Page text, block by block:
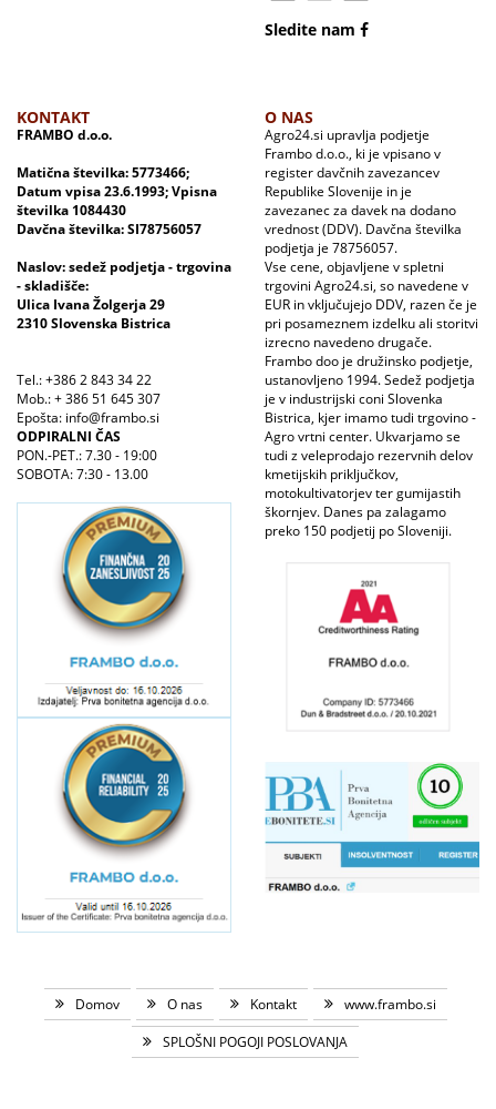
Sledite nam
KONTAKT
FRAMBO d.o.o.
Matična številka: 5773466;
Datum vpisa 23.6.1993; Vpisna
številka 1084430
Davčna številka: SI78756057
Naslov: sedež podjetja - trgovina
- skladišče:
Ulica Ivana Žolgerja 29
2310 Slovenska Bistrica
Tel.: +386 2 843 34 22
Mob.: + 386 51 645 307
Epošta: info@frambo.si
ODPIRALNI ČAS
PON.-PET.: 7.30 - 19:00
SOBOTA: 7:30 - 13.00
O NAS
Agro24.si upravlja podjetje
Frambo d.o.o., ki je vpisano v
register davčnih zavezancev
Republike Slovenije in je
zavezanec za davek na dodano
vrednost (DDV). Davčna številka
podjetja je 78756057.
Vse cene, objavljene v spletni
trgovini Agro24.si, so navedene v
EUR in vključujejo DDV, razen če je
pri posameznem izdelku ali storitvi
izrecno navedeno drugače.
Frambo doo je družinsko podjetje,
ustanovljeno 1994. Sedež podjetja
je v industrijski coni Slovenka
Bistrica, kjer imamo tudi trgovino -
Agro vrtni center. Ukvarjamo se
tudi z veleprodajo rezervnih delov
kmetijskih priključkov,
motokultivatorjev ter gumijastih
škornjev. Danes pa zalagamo
preko 150 podjetij po Sloveniji.
Domov O nas Kontakt
www.frambo.si
SPLOŠNI POGOJI POSLOVANJA